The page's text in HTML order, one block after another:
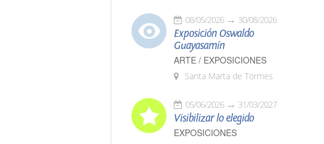
08/05/2026 30/08/2026
Exposición Oswaldo
Guayasamín
ARTE / EXPOSICIONES
Santa Marta de Tormes
05/06/2026 31/03/2027
Visibilizar lo elegido
EXPOSICIONES